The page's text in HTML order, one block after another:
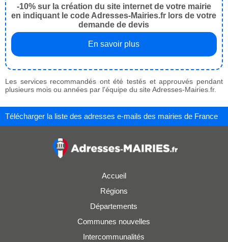
-10% sur la création du site internet de votre mairie
en indiquant le code Adresses-Mairies.fr lors de votre
demande de devis
En savoir plus
Les services recommandés ont été testés et approuvés pendant
plusieurs mois ou années par l'équipe du site Adresses-Mairies.fr.
Télécharger la liste des adresses e-mails des mairies de France
Accueil
Régions
Départements
Communes nouvelles
Intercommunalités